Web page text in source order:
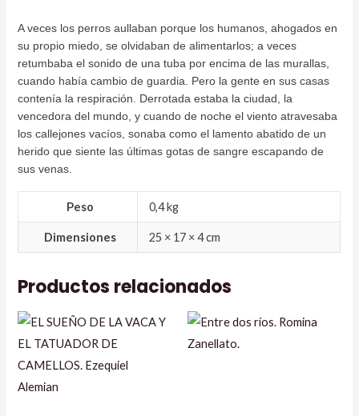
A veces los perros aullaban porque los humanos, ahogados en
su propio miedo, se olvidaban de alimentarlos; a veces
retumbaba el sonido de una tuba por encima de las murallas,
cuando había cambio de guardia. Pero la gente en sus casas
contenía la respiración. Derrotada estaba la ciudad, la
vencedora del mundo, y cuando de noche el viento atravesaba
los callejones vacíos, sonaba como el lamento abatido de un
herido que siente las últimas gotas de sangre escapando de
sus venas.
Peso 0,4 kg
Dimensiones 25 × 17 × 4 cm
Productos relacionados